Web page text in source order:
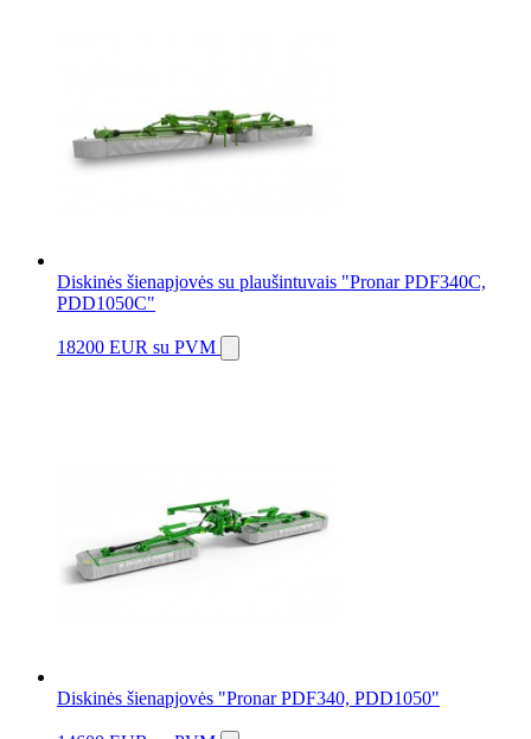
Diskinės šienapjovės su plaušintuvais "Pronar PDF340C,
PDD1050C"
18200 EUR su PVM
Diskinės šienapjovės "Pronar PDF340, PDD1050"